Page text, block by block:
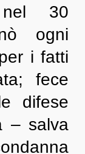
nel 30
ogni
i fatti
fece
difese
– salva